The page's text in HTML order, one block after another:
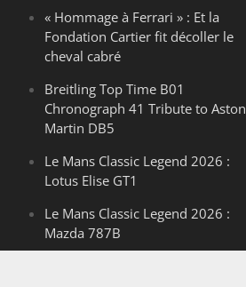
« Hommage à Ferrari » : Et la
Fondation Cartier fit décoller le
cheval cabré
Breitling Top Time B01
Chronograph 41 Tribute to Aston
Martin DB5
Le Mans Classic Legend 2026 :
Lotus Elise GT1
Le Mans Classic Legend 2026 :
Mazda 787B